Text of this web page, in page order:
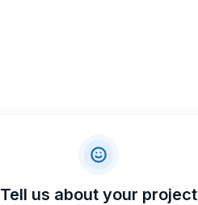
Tell us about your project